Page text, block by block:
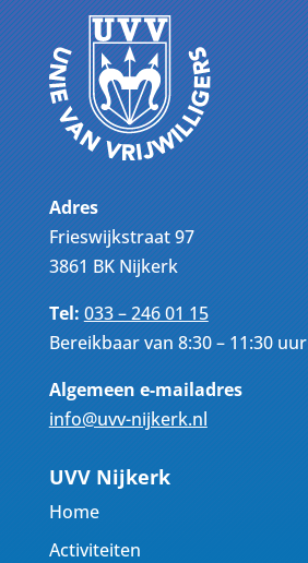
Adres
Frieswijkstraat 97
3861 BK Nijkerk
Tel:033 – 246 01 15
Bereikbaar van 8:30 – 11:30 uur
Algemeen e-mailadres
info@uvv-nijkerk.nl
UVV Nijkerk
Home
Activiteiten